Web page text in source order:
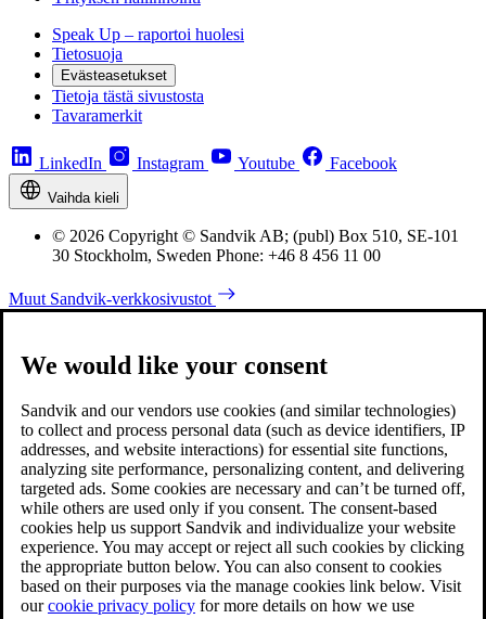
Speak Up – raportoi huolesi
Tietosuoja
Evästeasetukset
Tietoja tästä sivustosta
Tavaramerkit
LinkedIn Instagram Youtube Facebook
Vaihda kieli
© 2026 Copyright © Sandvik AB; (publ) Box 510, SE-101
30 Stockholm, Sweden Phone: +46 8 456 11 00
Muut Sandvik-verkkosivustot
We would like your consent
Sandvik and our vendors use cookies (and similar technologies)
to collect and process personal data (such as device identifiers, IP
addresses, and website interactions) for essential site functions,
analyzing site performance, personalizing content, and delivering
targeted ads. Some cookies are necessary and can’t be turned off,
while others are used only if you consent. The consent-based
cookies help us support Sandvik and individualize your website
experience. You may accept or reject all such cookies by clicking
the appropriate button below. You can also consent to cookies
based on their purposes via the manage cookies link below. Visit
ourcookie privacy policy for more details on how we use